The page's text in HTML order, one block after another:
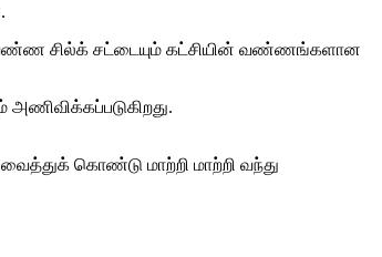
வண்ண சில்க் சட்டையும் கட்சியின் வண்ணங்களான
அணிவிக்கப்படுகிறது.
கொண்டு மாற்றி மாற்றி வந்து